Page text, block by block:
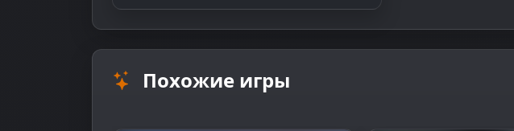
Похожие игры